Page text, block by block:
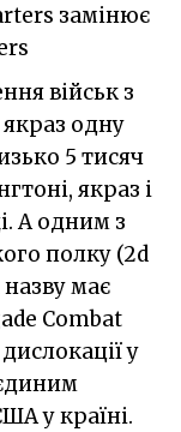
замінює
військ з
одну
5 тисяч
якраз і
А одним з
полку (2d
має
Combat
у
у країні.